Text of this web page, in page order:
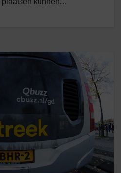
plaatsen kunnen…